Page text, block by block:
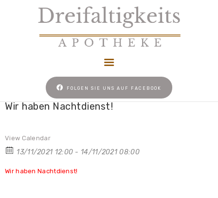
FOLGEN SIE UNS AUF FACEBOOK
HOME
NACHTDIENST
KONTAKT
Wir haben Nachtdienst!
View Calendar
13/11/2021 12:00 - 14/11/2021 08:00
Wir haben Nachtdienst!